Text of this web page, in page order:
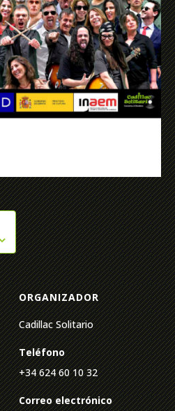
ORGANIZADOR
Cadillac Solitario
Teléfono
+34 624 60 10 32
Correo electrónico